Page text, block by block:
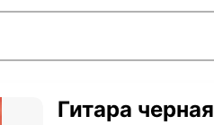
Гитара черная